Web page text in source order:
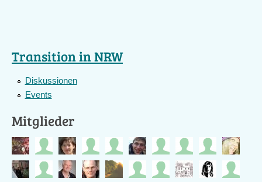
Transition in NRW
Diskussionen
Events
Mitglieder